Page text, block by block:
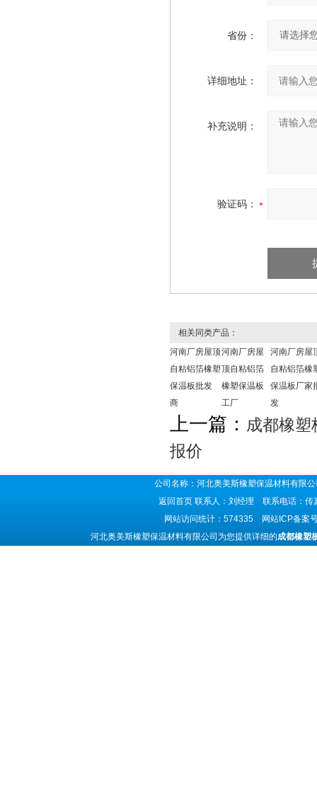
省份：
详细地址：
补充说明：
验证码：
相关同类产品：
河南厂房屋顶
自粘铝箔橡塑
保温板批发
商
河南厂房屋
顶自粘铝箔
橡塑保温板
工厂
河南厂房屋
自粘铝箔橡
保温板厂家
发
上一篇： 成都橡塑
报价
公司名称：河北奥美斯橡塑保温材料有
返回首页 联系人：刘经理 联系电话：
网站访问统计：574335 网站ICP备案
河北奥美斯橡塑保温材料有限公司为您提供详细的成都橡塑